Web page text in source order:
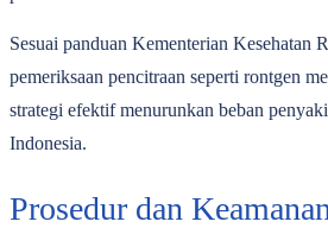
Sesuai panduan Kementerian Kesehatan
pemeriksaan pencitraan seperti rontgen
strategi efektif menurunkan beban
Indonesia.
Prosedur dan Keamanan